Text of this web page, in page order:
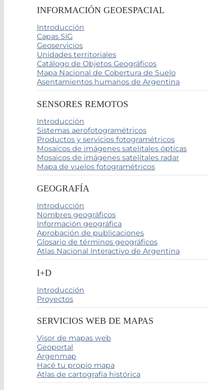
INFORMACIÓN GEOESPACIAL
Introducción
Capas SIG
Geoservicios
Unidades territoriales
Catálogo de Objetos Geográficos
Mapa Nacional de Cobertura de Suelo
Asentamientos humanos de Argentina
SENSORES REMOTOS
Introducción
Sistemas aerofotogramétricos
Productos y servicios fotogramétricos
Mosaicos de imágenes satelitales ópticas
Mosaicos de imágenes satelitales radar
Mapa de vuelos fotogramétricos
GEOGRAFÍA
Introducción
Nombres geográficos
Información geográfica
Aprobación de publicaciones
Glosario de términos geográficos
Atlas Nacional Interactivo de Argentina
I+D
Introducción
Proyectos
SERVICIOS WEB DE MAPAS
Visor de mapas web
Geoportal
Argenmap
Hacé tu propio mapa
Atlas de cartografía histórica